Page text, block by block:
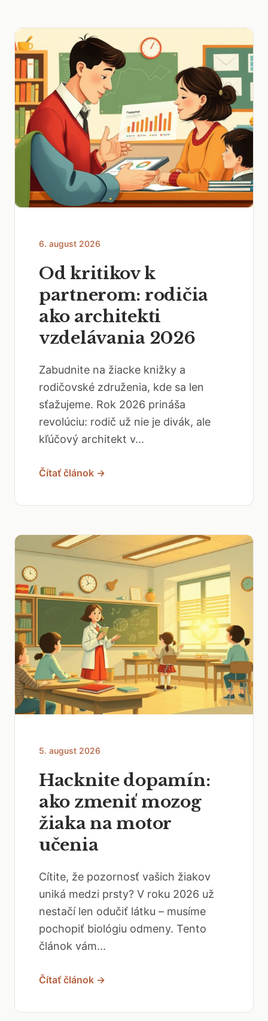
6. august 2026
Od kritikov k
partnerom: rodičia
ako architekti
vzdelávania 2026
Zabudnite na žiacke knižky a
rodičovské združenia, kde sa len
sťažujeme. Rok 2026 prináša
revolúciu: rodič už nie je divák, ale
kľúčový architekt v...
Čítať článok →
5. august 2026
Hacknite dopamín:
ako zmeniť mozog
žiaka na motor
učenia
Cítite, že pozornosť vašich žiakov
uniká medzi prsty? V roku 2026 už
nestačí len odučiť látku – musíme
pochopiť biológiu odmeny. Tento
článok vám...
Čítať článok →